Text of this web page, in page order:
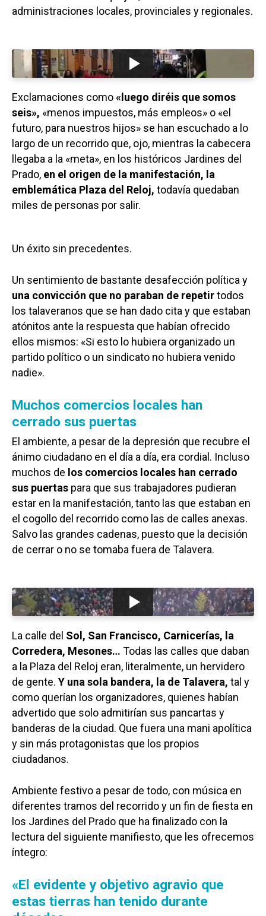
administraciones locales, provinciales y regionales.
Exclamaciones como«luego diréis que somos
seis», «menos impuestos, más empleos» o «el
futuro, para nuestros hijos» se han escuchado a lo
largo de un recorrido que, ojo, mientras la cabecera
llegaba a la «meta», en los históricos Jardines del
Prado, en el origen de la manifestación, la
emblemática Plaza del Reloj, todavía quedaban
miles de personas por salir.
Un éxito sin precedentes.
Un sentimiento de bastante desafección política y
una convicción que no paraban de repetirtodos
los talaveranos que se han dado cita y que estaban
atónitos ante la respuesta que habían ofrecido
ellos mismos: «Si esto lo hubiera organizado un
partido político o un sindicato no hubiera venido
nadie».
Muchos comercios locales han
cerrado sus puertas
El ambiente, a pesar de la depresión que recubre el
ánimo ciudadano en el día a día, era cordial. Incluso
muchos de los comercios locales han cerrado
sus puertas para que sus trabajadores pudieran
estar en la manifestación, tanto las que estaban en
el cogollo del recorrido como las de calles anexas.
Salvo las grandes cadenas, puesto que la decisión
de cerrar o no se tomaba fuera de Talavera.
La calle del Sol, San Francisco, Carnicerías, la
Corredera, Mesones… Todas las calles que daban
a la Plaza del Reloj eran, literalmente, un hervidero
de gente. Y una sola bandera, la de Talavera, tal y
como querían los organizadores, quienes habían
advertido que solo admitirían sus pancartas y
banderas de la ciudad. Que fuera una mani apolítica
y sin más protagonistas que los propios
ciudadanos.
Ambiente festivo a pesar de todo, con música en
diferentes tramos del recorrido y un fin de fiesta en
los Jardines del Prado que ha finalizado con la
lectura del siguiente manifiesto, que les ofrecemos
íntegro:
«El evidente y objetivo agravio que
estas tierras han tenido durante